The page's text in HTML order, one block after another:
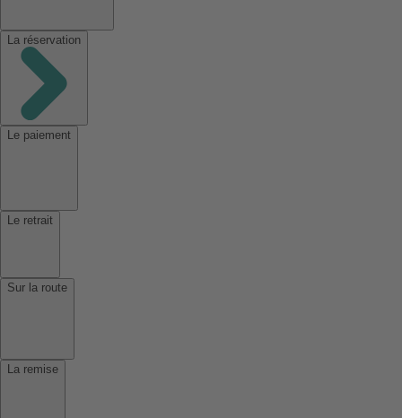
La réservation
Le paiement
Le retrait
Sur la route
La remise